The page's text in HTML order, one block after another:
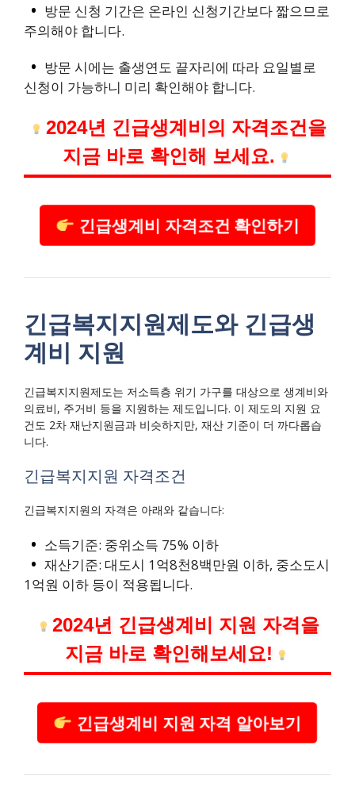
방문 신청 기간은 온라인 신청기간보다 짧으므로
주의해야 합니다.
방문 시에는 출생연도 끝자리에 따라 요일별로
신청이 가능하니 미리 확인해야 합니다.
2024년 긴급생계비의 자격조건을
지금 바로 확인해 보세요.
긴급생계비 자격조건 확인하기
긴급복지지원제도와 긴급생
계비 지원
긴급복지지원제도는 저소득층 위기 가구를 대상으로 생계비와
의료비, 주거비 등을 지원하는 제도입니다. 이 제도의 지원 요
건도 2차 재난지원금과 비슷하지만, 재산 기준이 더 까다롭습
니다.
긴급복지지원 자격조건
긴급복지지원의 자격은 아래와 같습니다:
소득기준: 중위소득 75% 이하
재산기준: 대도시 1억8천8백만원 이하, 중소도시
1억원 이하 등이 적용됩니다.
2024년 긴급생계비 지원 자격을
지금 바로 확인해보세요!
긴급생계비 지원 자격 알아보기